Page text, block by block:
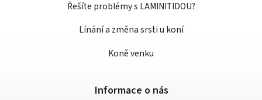
Řešíte problémy s LAMINITIDOU?
Línání a změna srsti u koní
Koně venku
Informace o nás